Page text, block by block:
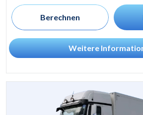
Berechnen
Weitere